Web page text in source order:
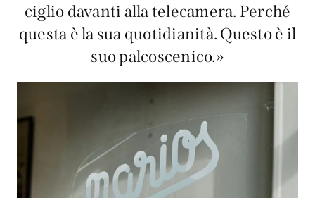
ciglio davanti alla telecamera. Perché
questa è la sua quotidianità. Questo è il
suo palcoscenico.»